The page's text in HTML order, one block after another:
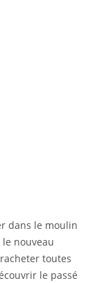
dans le moulin
nouveau
toutes
le passé